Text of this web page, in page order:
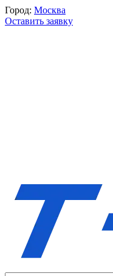
Город: Москва
Оставить заявку